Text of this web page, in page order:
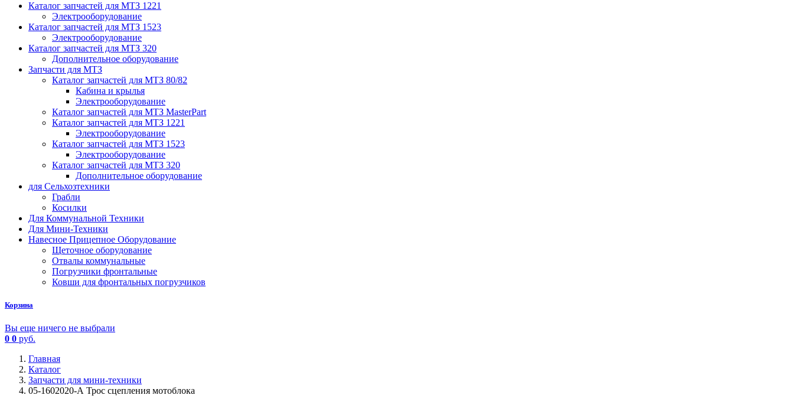
Каталог запчастей для МТЗ 1221
Электрооборудование
Каталог запчастей для МТЗ 1523
Электрооборудование
Каталог запчастей для МТЗ 320
Дополнительное оборудование
Запчасти для МТЗ
Каталог запчастей для МТЗ 80/82
Кабина и крылья
Электрооборудование
Каталог запчастей для МТЗ MasterPart
Каталог запчастей для МТЗ 1221
Электрооборудование
Каталог запчастей для МТЗ 1523
Электрооборудование
Каталог запчастей для МТЗ 320
Дополнительное оборудование
для Сельхозтехники
Грабли
Косилки
Для Коммунальной Техники
Для Мини-Техники
Навесное Прицепное Оборудование
Щеточное оборудование
Отвалы коммунальные
Погрузчики фронтальные
Ковши для фронтальных погрузчиков
Корзина
Вы еще ничего не выбрали
0 0 руб.
Главная
Каталог
Запчасти для мини-техники
05-1602020-А Трос сцепления мотоблока